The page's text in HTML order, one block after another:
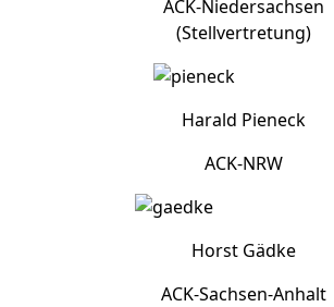
ACK-Niedersachsen
(Stellvertretung)
Harald Pieneck
ACK-NRW
Horst Gädke
ACK-Sachsen-Anhalt